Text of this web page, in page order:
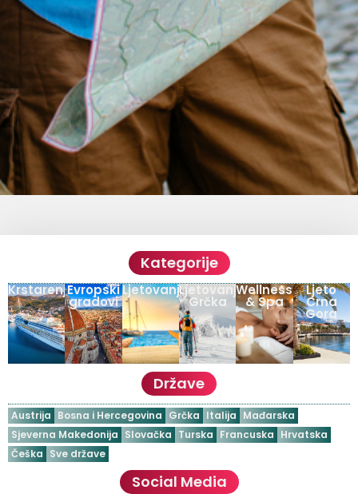
Kategorije
KrstarenjaEvropski
gradovi
LjetovanjaLjetovanje
Grčka
Wellness
& Spa
Ljeto
Crna
Gora
Države
Austrija Bosna i Hercegovina Grčka Italija Mađarska
Sjeverna Makedonija Slovačka Turska Francuska Hrvatska
Češka Sve države
Social Media